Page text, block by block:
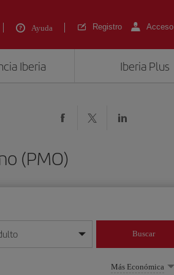
Ayuda Registro Acceso
Iberia Iberia Plus
(PMO)
mes/año
Buscar
Más Económica